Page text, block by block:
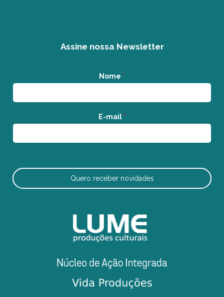
Assine nossa Newsletter
Nome *
E-mail *
Quero receber novidades